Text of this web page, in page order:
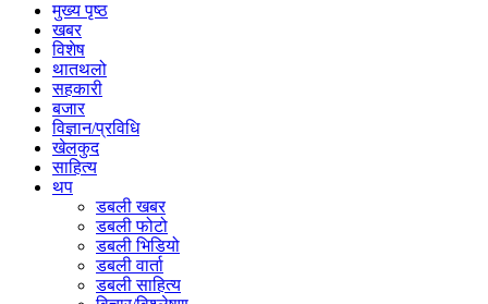
मुख्य पृष्ठ
खबर
विशेष
थातथलो
सहकारी
बजार
विज्ञान/प्रविधि
खेलकुद
साहित्य
थप
डबली खबर
डबली फोटो
डबली भिडियो
डबली वार्ता
डबली साहित्य